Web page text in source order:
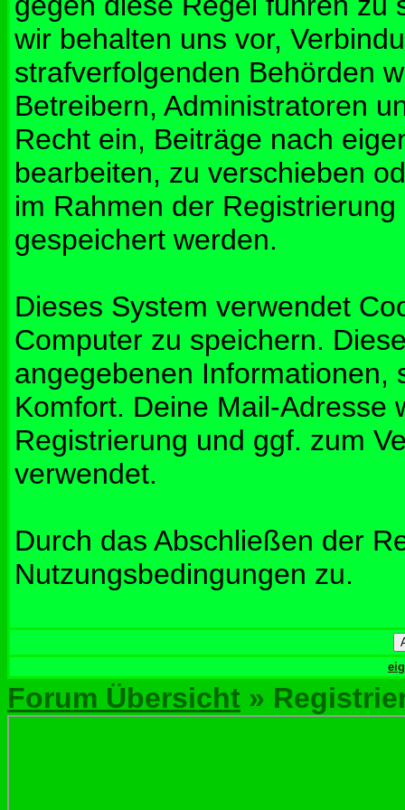
wir behalten uns vor,
strafverfolgenden Behörden
Betreibern, Administratoren
Recht ein, Beiträge nach
bearbeiten, zu verschieben
im Rahmen der
gespeichert werden.
Dieses System verwendet
Computer zu speichern.
angegebenen Informationen,
Komfort. Deine Mail-Adresse
Registrierung und ggf. zum
verwendet.
Durch das Abschließen der
Nutzungsbedingungen zu.
Forum Übersicht »